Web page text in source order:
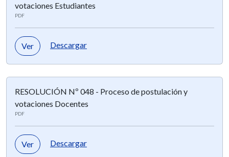
votaciones Estudiantes
PDF
Ver Descargar
RESOLUCIÓN Nº 048 - Proceso de postulación y
votaciones Docentes
PDF
Ver Descargar